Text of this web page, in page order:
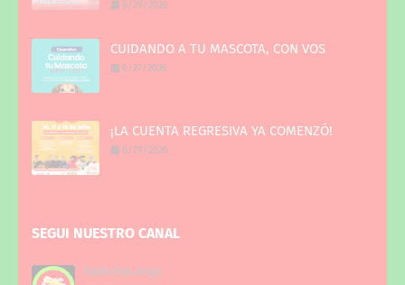
6/29/2026
CUIDANDO A TU MASCOTA, CON VOS
6/27/2026
¡LA CUENTA REGRESIVA YA COMENZÓ!
6/29/2026
SEGUI NUESTRO CANAL